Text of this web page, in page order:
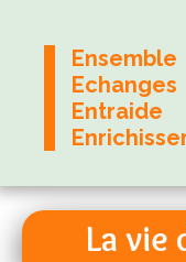
Ensemble
Echanges
Entraide
La vie